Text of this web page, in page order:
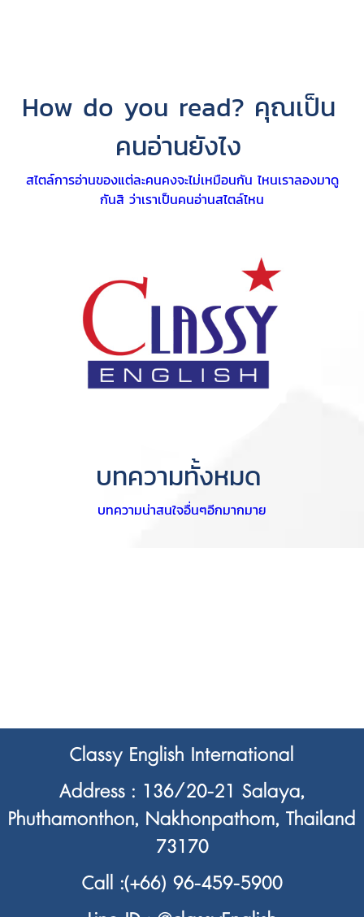
How do you read? คุณเป็น
คนอ่านยังไง
สไตล์การอ่านของแต่ละคนคงจะไม่เหมือนกัน ไหนเราลองมาดู
กันสิ ว่าเราเป็นคนอ่านสไตล์ไหน
บทความทั้งหมด
บทความน่าสนใจอื่นๆอีกมากมาย
Classy English International
Address : 136/20-21 Salaya,
Phuthamonthon, Nakhonpathom, Thailand
73170
Call :(+66) 96-459-5900